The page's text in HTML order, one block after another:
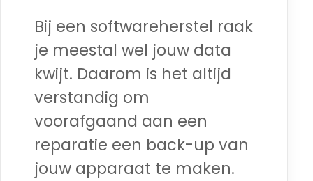
Bij een softwareherstel raak
je meestal wel jouw data
kwijt. Daarom is het altijd
verstandig om
voorafgaand aan een
reparatie een back-up van
jouw apparaat te maken.